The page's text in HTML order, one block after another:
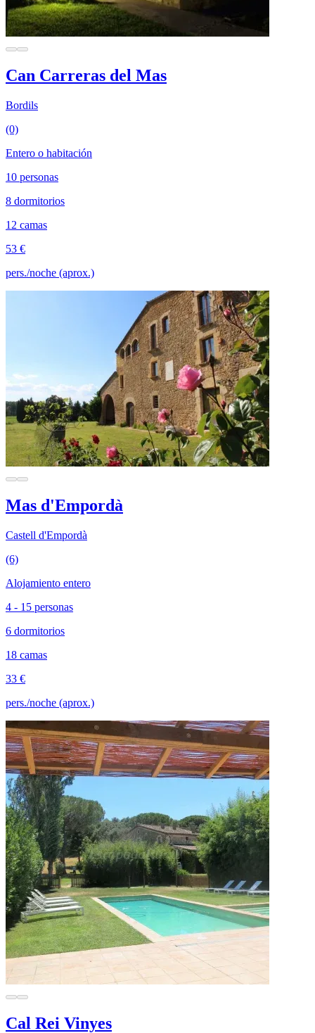
Can Carreras del Mas
Bordils
(0)
Entero o habitación
10 personas
8 dormitorios
12 camas
53 €
pers./noche (aprox.)
Mas d'Empordà
Castell d'Empordà
(6)
Alojamiento entero
4 - 15 personas
6 dormitorios
18 camas
33 €
pers./noche (aprox.)
Cal Rei Vinyes